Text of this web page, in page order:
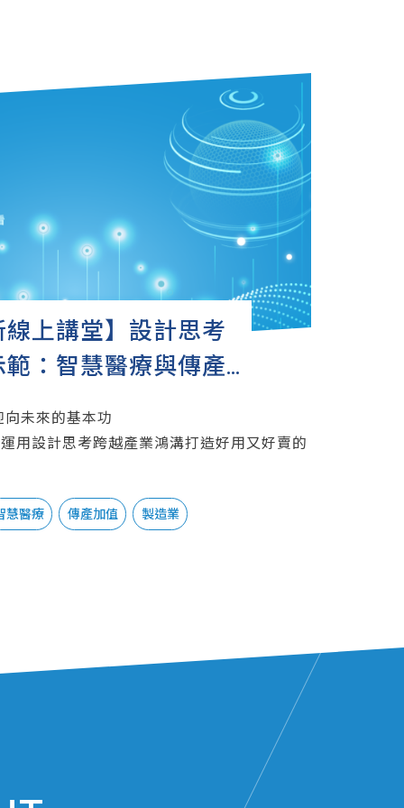
線上講堂】設計思考
：智慧醫療與傳產
未來的基本功
用設計思考跨越產業鴻溝打造好用又好賣的
想要開發新市場，如何運用設計思考掌握
格的能力？
慧醫療 傳產加值 製造業